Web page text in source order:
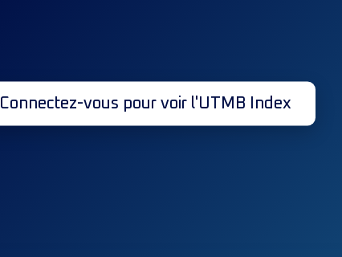
Connectez-vous pour voir l'UTMB Index